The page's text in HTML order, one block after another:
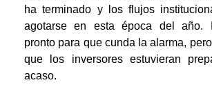
ha terminado y los flujos
agotarse en esta época del año.
pronto para que cunda la alarma,
que los inversores estuvieran
acaso.